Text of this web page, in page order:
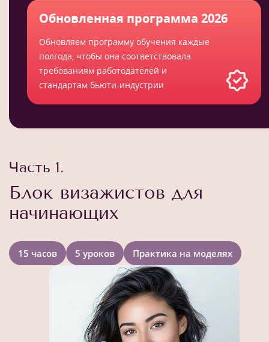
Обновленная программа 2026
Обновляем программу обучения каждые
полгода, чтобы она соответствовала
требованиям работодателей и
стандартам бьюти-индустрии
Часть 1.
Блок визажистов для
начинающих
15 часов 5 уроков Практика на моделях